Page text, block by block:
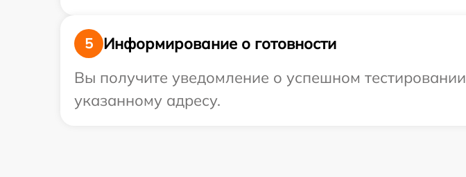
5
Информирование о готовности
Вы получите уведомление о успешном
указанному адресу.